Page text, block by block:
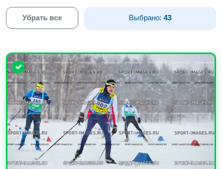
Убрать все Выбрано:43